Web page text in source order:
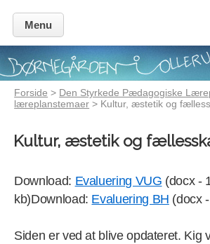
Menu
Forside > Den Styrkede Pædagogiske
læreplanstemaer > Kultur, æstetik og
Kultur, æstetik og
Download: Evaluering VUG (docx -
kb)Download: Evaluering BH (docx
Siden er ved at blive opdateret. Kig